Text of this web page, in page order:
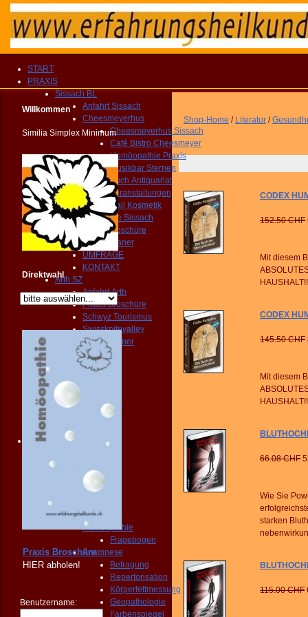
START
PRAXIS
Sissach BL
Anfahrt Sissach
Cheesmeyerhus
Cheesmeyerhus Sissach
Café Bistro Cheesmeyer
Homöopathie Praxis
Musikbar Sternen
Buch Antiquariat
Veranstaltungen
Nail Kosmetik
Gemeinde Sissach
Praxis Broschüre
Routenplaner
UMFRAGE
KONTAKT
Arth SZ
Anfahrt Arth
Praxis Broschüre
Schwyz Tourismus
Swissknifevalley
Routenplaner
KONTAKT
Erreichbarkeit
Fragebogen
Broschüre
Person
KONTAKT
Angebot
Homöopathie
Diagnose
PRAXIS
Homöopathie
Fragebogen
Anamnese
Befragung
Repertorisation
Körperfettmessung
Geopathologie
Farbenspiegel
Willkommen
Similia Simplex Minimum
Direktwahl
Praxis Broschüre
HIER abholen!
Benutzername:
Shop-Home / Literatur /
CODEX
152.50 CHF
Mit diesem
CODEX
145.50 CHF
Mit diesem
66.08 CHF
Wie Sie
starken
115.00 CHF